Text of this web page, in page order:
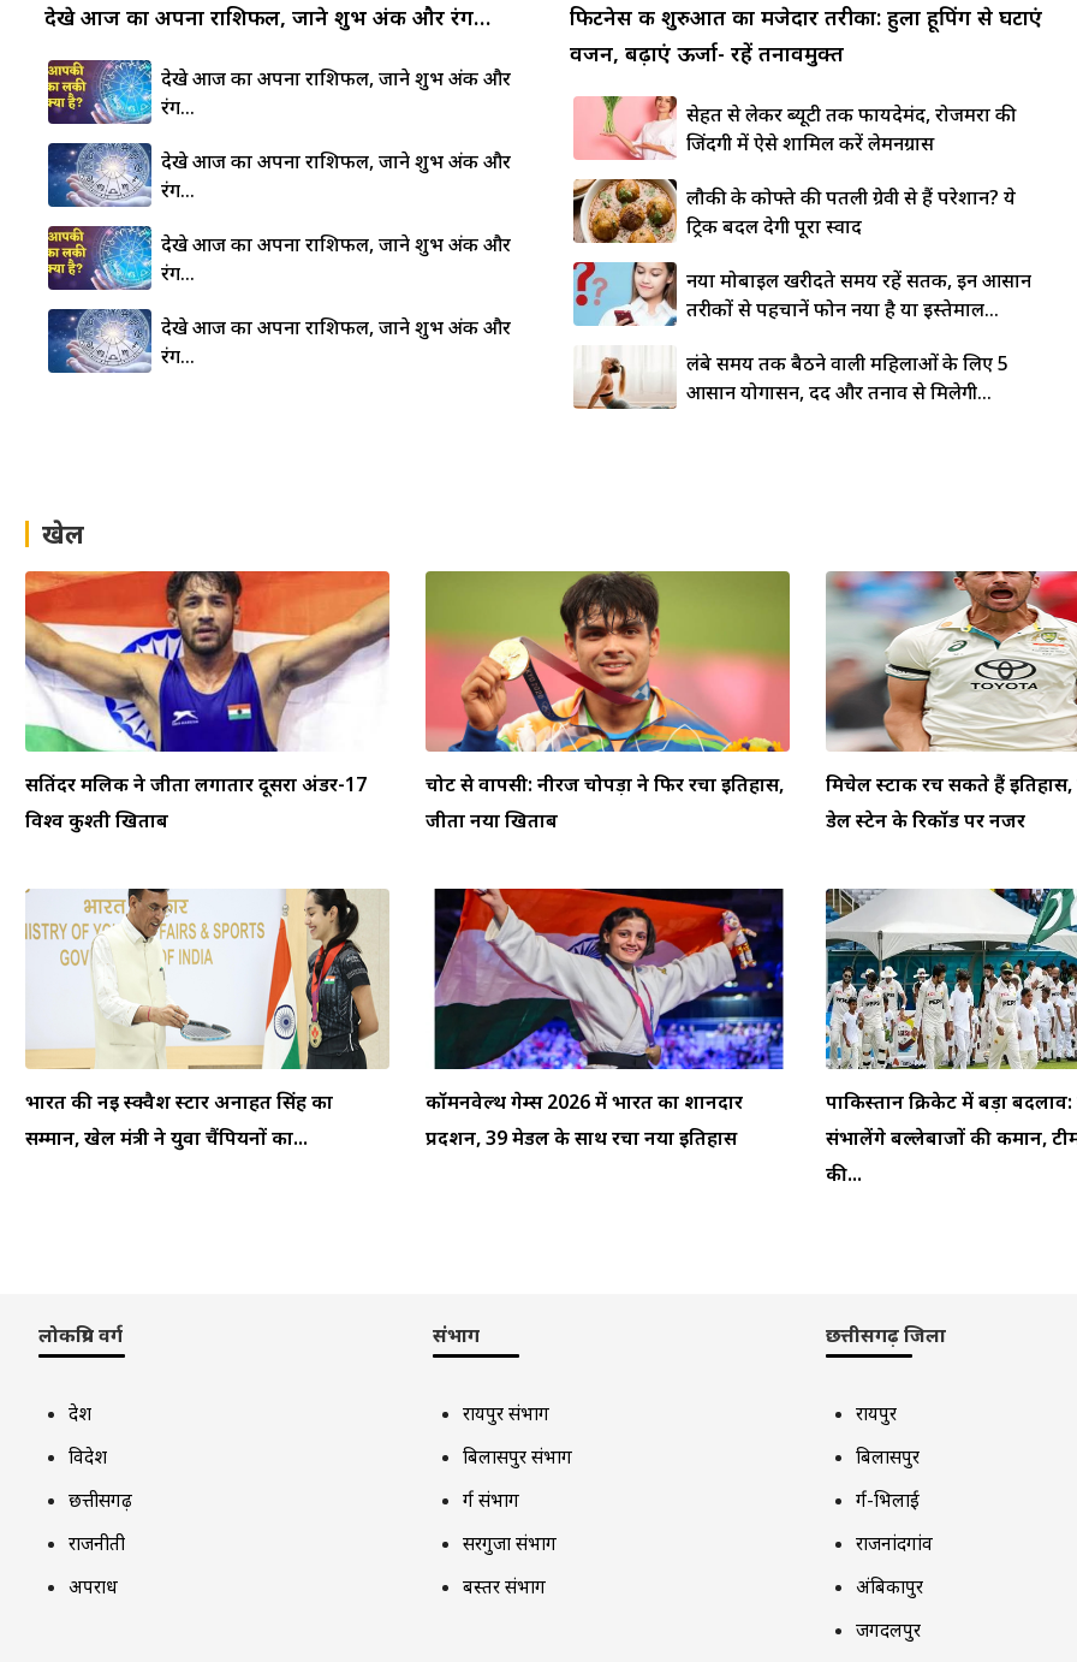
देखे आज का अपना राशिफल, जाने शुभ अंक और रंग…
देखे आज का अपना राशिफल, जाने शुभ अंक और
रंग…
देखे आज का अपना राशिफल, जाने शुभ अंक और
रंग…
देखे आज का अपना राशिफल, जाने शुभ अंक और
रंग…
देखे आज का अपना राशिफल, जाने शुभ अंक और
रंग…
फिटनेस की शुरुआत का मजेदार तरीका: हुला हूपिंग से घटाएं
वजन, बढ़ाएं ऊर्जा- रहें तनावमुक्त
सेहत से लेकर ब्यूटी तक फायदेमंद, रोजमर्रा की
जिंदगी में ऐसे शामिल करें लेमनग्रास
लौकी के कोफ्ते की पतली ग्रेवी से हैं परेशान? ये
ट्रिक बदल देगी पूरा स्वाद
नया मोबाइल खरीदते समय रहें सतर्क, इन आसान
तरीकों से पहचानें फोन नया है या इस्तेमाल...
लंबे समय तक बैठने वाली महिलाओं के लिए 5
आसान योगासन, दर्द और तनाव से मिलेगी...
खेल
सतिंदर मलिक ने जीता लगातार दूसरा अंडर-17
विश्व कुश्ती खिताब
चोट से वापसी: नीरज चोपड़ा ने फिर रचा इतिहास,
जीता नया खिताब
मिचेल स्टार्क रच सकते हैं
डेल स्टेन के रिकॉर्ड पर नजर
भारत की नई स्क्वैश स्टार अनाहत सिंह का
सम्मान, खेल मंत्री ने युवा चैंपियनों का...
कॉमनवेल्थ गेम्स 2026 में भारत का शानदार
प्रदर्शन, 39 मेडल के साथ रचा नया इतिहास
पाकिस्तान क्रिकेट में बड़ा
संभालेंगे बल्लेबाजों की कमान,
की...
लोकप्रिय वर्ग
देश
विदेश
छत्तीसगढ़
राजनीती
अपराध
संभाग
रायपुर संभाग
बिलासपुर संभाग
दुर्ग संभाग
सरगुजा संभाग
बस्तर संभाग
छत्तीसगढ़ जिला
रायपुर
बिलासपुर
दुर्ग-भिलाई
राजनांदगांव
अंबिकापुर
जगदलपुर